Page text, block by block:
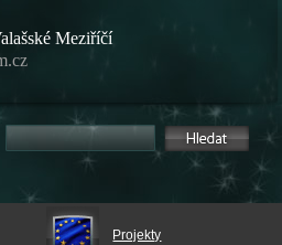
Meziříčí
Projekty